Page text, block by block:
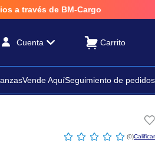
de BM-Cargo
Cuenta
Vende AquíSeguimiento de pedidos
☆ ☆ ☆ ☆ ☆ (0)